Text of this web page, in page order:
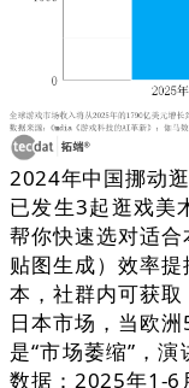
2024年中国挪动
已发生3起逛戏美
帮你快速选对适
贴图生成）效率
本，社群内可获
日本市场，当欧
是“市场萎缩”，
数据：2025年1-6